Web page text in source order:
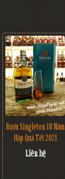
Rượu Singleton 18 Năm
Hộp Quà Tết 2021
Liên hệ